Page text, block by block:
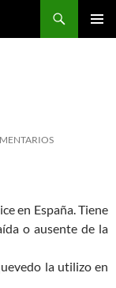
en España. Tiene
o ausente de la
la utilizo en